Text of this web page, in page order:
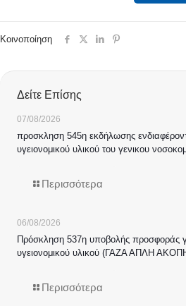
Κοινοποίηση
Δείτε Επίσης
07/08/2026
προσκληση 545η εκδήλωσης
υγειονομικού υλικού του γενικου
Περισσότερα
06/08/2026
Πρόσκληση 537η υποβολής προσφοράς
υγειονομικού υλικού (ΓΑΖΑ ΑΠΛΗ
Περισσότερα